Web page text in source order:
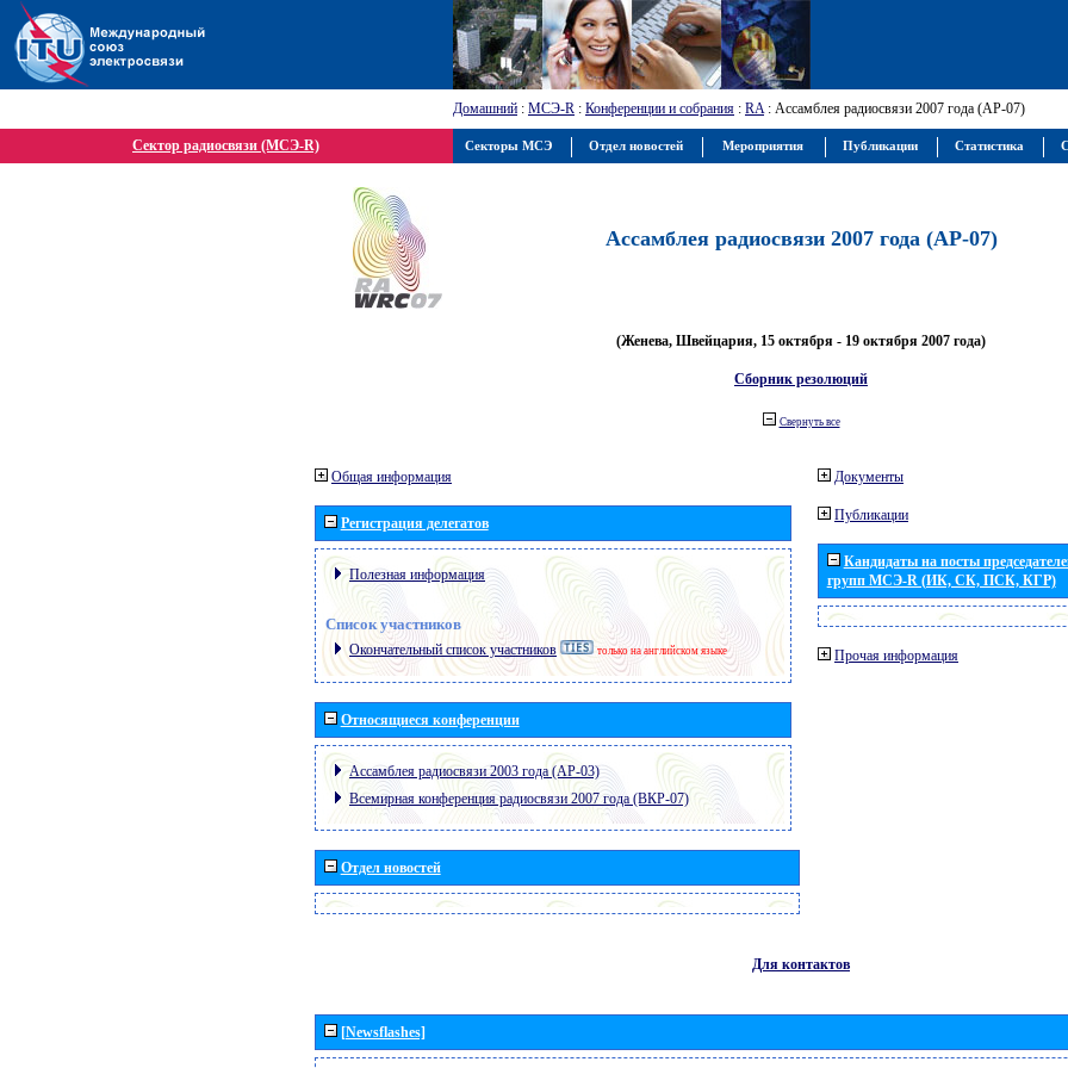
Домашний : МСЭ-R : Конференции и собрания : RA: Ассамблея радиосвязи 2007 года (АР-07)
Сектор радиосвязи (МСЭ-R)
Ассамблея радиосвязи 2007 года (АР-07)
(Женева, Швейцария, 15 октября - 19 октября 2007 года)
Сборник резолюций
Свернуть все
Общая информация
Регистрация делегатов
Полезная информация
Список участников
Окончательный список участников только на английском языке
Относящиеся конференции
Ассамблея радиосвязи 2003 года (АР-03)
Всемирная конференция радиосвязи 2007 года (ВКР-07)
Отдел новостей
Документы
Публикации
Кандидаты на посты
групп МСЭ-R (ИК, СК, ПСК, КГР)
Прочая информация
Для контактов
[Newsflashes]
Секторы МСЭ Отдел новостей Мероприятия Публикации Статистика